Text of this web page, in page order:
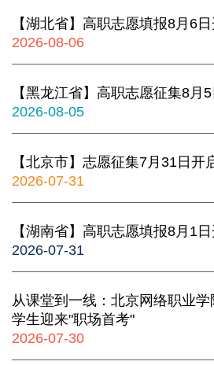
【湖北省】高职志愿填报8月6
2026-08-06
【黑龙江省】高职志愿征集8月
2026-08-05
【北京市】志愿征集7月31日开
2026-07-31
【湖南省】高职志愿填报8月1
2026-07-31
从课堂到一线：北京网络职业
学生迎来"职场首考"
2026-07-30